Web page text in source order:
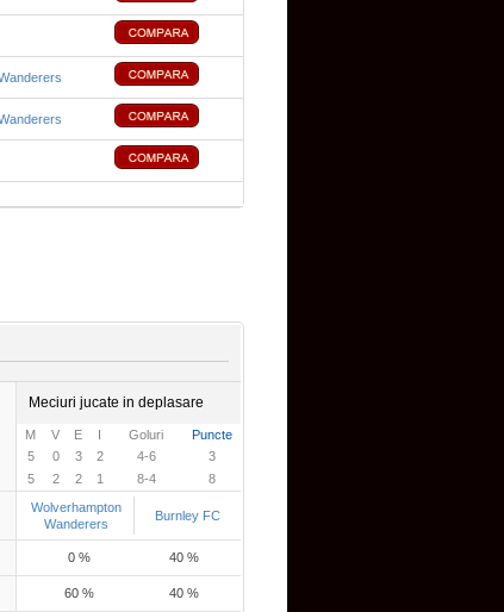
Meciuri jucate in deplasare
M V E I Goluri Puncte
5 0 3 2 4-6 3
5 2 2 1 8-4
8
Wolverhampton
Wanderers
Burnley FC
0 % 40 %
60 % 40 %